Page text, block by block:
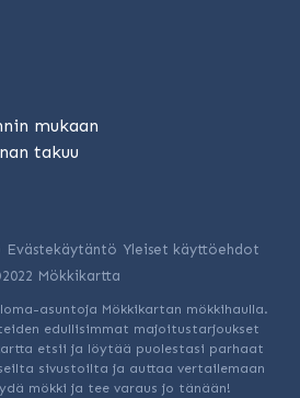
mukaan
takuu
Evästekäytäntö Yleiset käyttöehdot
Mökkikartta
asuntoja Mökkikartan mökkihaulla.
edullisimmat majoitustarjoukset
etsii ja löytää puolestasi parhaat
sivustoilta ja auttaa vertailemaan
mökki ja tee varaus jo tänään!